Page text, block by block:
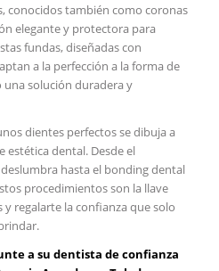
conocidos también como coronas
elegante y protectora para
fundas, diseñadas con
a la perfección a la forma de
solución duradera y
dientes perfectos se dibuja a
dental. Desde el
hasta el bonding dental
procedimientos son la llave
regalarte la confianza que solo
a su dentista de confianza